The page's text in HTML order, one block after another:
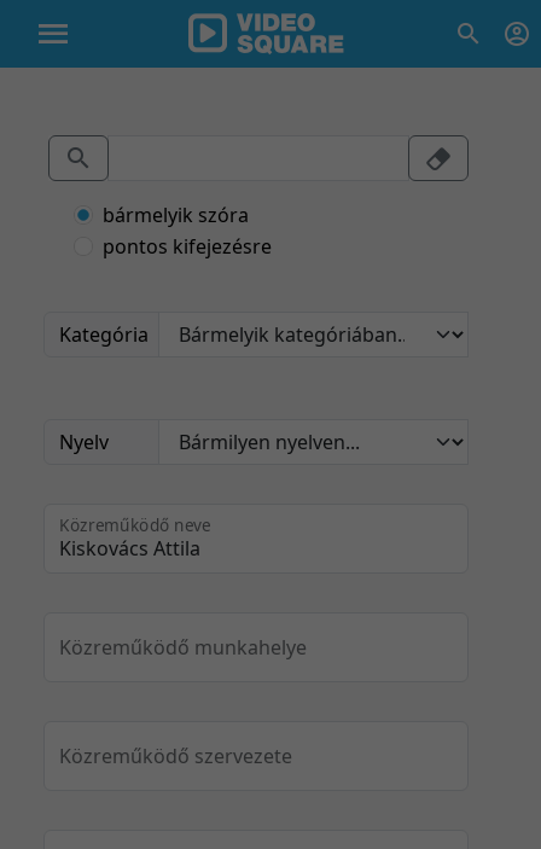
bármelyik szóra
pontos kifejezésre
Kategória
Nyelv
Közreműködő neve
Közreműködő munkahelye
Közreműködő szervezete